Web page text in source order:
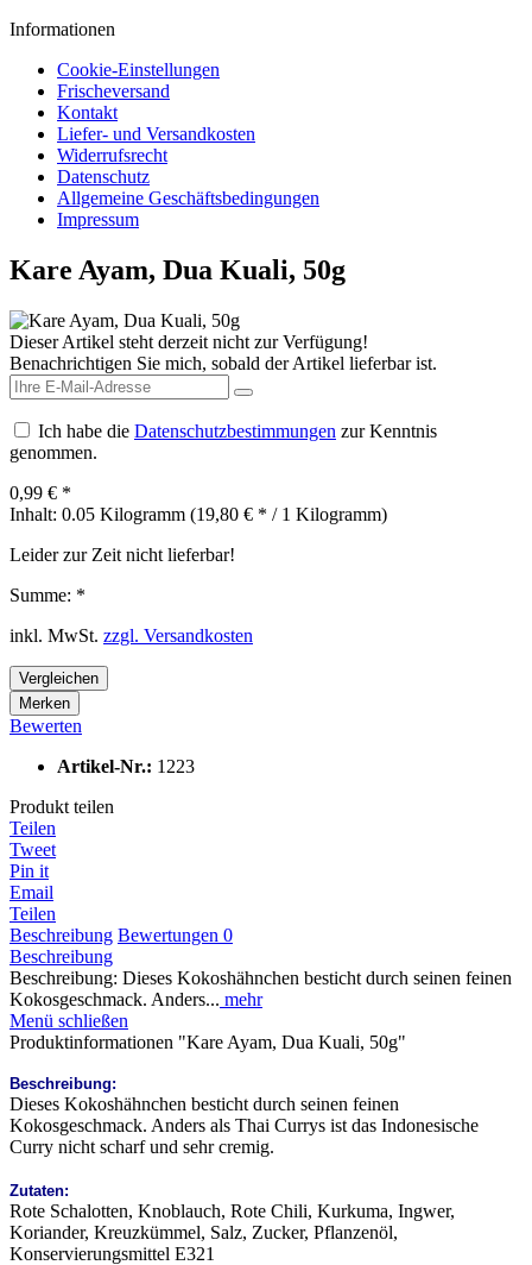
Informationen
Cookie-Einstellungen
Frischeversand
Kontakt
Liefer- und Versandkosten
Widerrufsrecht
Datenschutz
Allgemeine Geschäftsbedingungen
Impressum
Kare Ayam, Dua Kuali, 50g
Dieser Artikel steht derzeit nicht zur Verfügung!
Benachrichtigen Sie mich, sobald der Artikel lieferbar ist.
Ich habe die Datenschutzbestimmungen zur Kenntnis
genommen.
0,99 € *
Inhalt: 0.05 Kilogramm (19,80 € * / 1 Kilogramm)
Leider zur Zeit nicht lieferbar!
Summe: *
inkl. MwSt. zzgl. Versandkosten
Vergleichen
Merken
Bewerten
Artikel-Nr.: 1223
Produkt teilen
Teilen
Tweet
Pin it
Email
Teilen
Beschreibung Bewertungen 0
Beschreibung
Beschreibung: Dieses Kokoshähnchen besticht durch seinen feinen
Kokosgeschmack. Anders... mehr
Menü schließen
Produktinformationen "Kare Ayam, Dua Kuali, 50g"
Beschreibung:
Dieses Kokoshähnchen besticht durch seinen feinen
Kokosgeschmack. Anders als Thai Currys ist das Indonesische
Curry nicht scharf und sehr cremig.
Zutaten:
Rote Schalotten, Knoblauch, Rote Chili, Kurkuma, Ingwer,
Koriander, Kreuzkümmel, Salz, Zucker, Pflanzenöl,
Konservierungsmittel E321